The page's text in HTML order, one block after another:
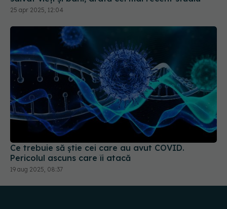
25 apr 2025, 12:04
Ce trebuie să știe cei care au avut COVID.
Pericolul ascuns care îi atacă
19 aug 2025, 08:37